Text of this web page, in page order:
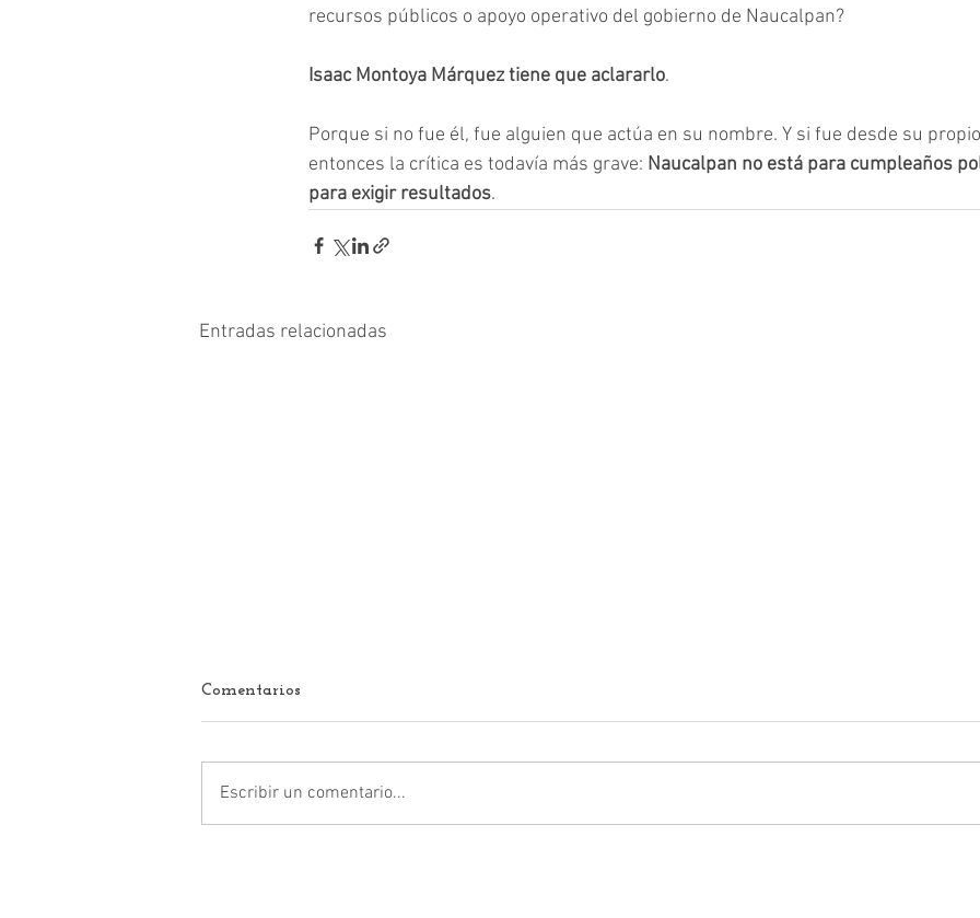
recursos públicos o apoyo operativo del gobierno de Naucalpan?
Isaac Montoya Márquez tiene que aclararlo.
Porque si no fue él, fue alguien que actúa en su nombre. Y si fue desde su
entonces la crítica es todavía más grave: Naucalpan no está para cumpleaños
para exigir resultados.
Entradas relacionadas
Comentarios
Escribir un comentario...